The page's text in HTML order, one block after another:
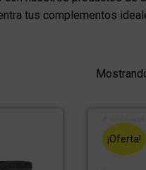
tus complementos
¡Oferta!